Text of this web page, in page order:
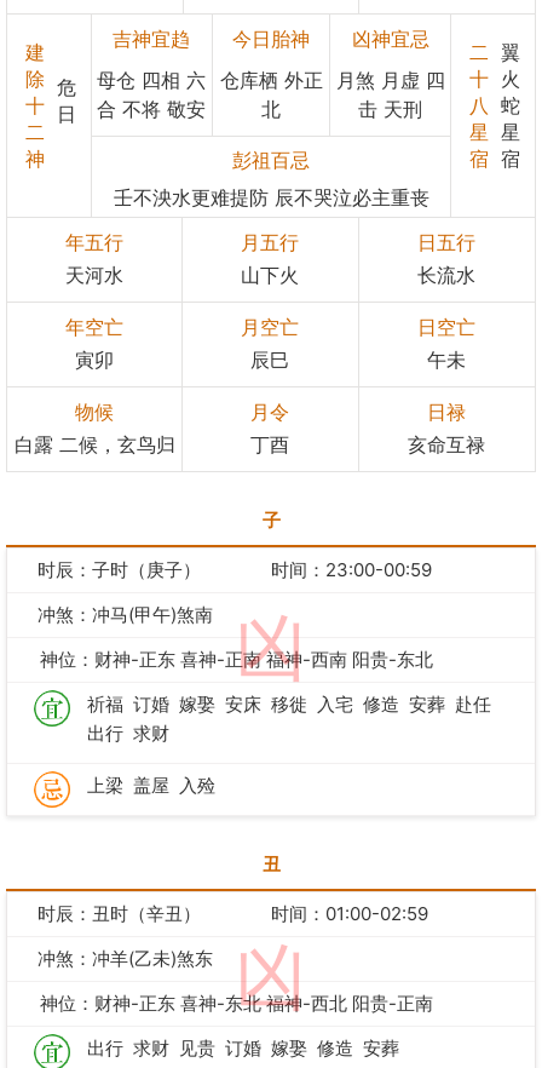
建
除
十
二
神
危
日
吉神宜趋
母仓 四相 六
合 不将 敬安
今日胎神
仓库栖 外正
北
凶神宜忌
月煞 月虚 四
击 天刑
彭祖百忌
壬不泱水更难提防 辰不哭泣必主重丧
二
十
八
星
宿
翼
火
蛇
星
宿
年五行
天河水
月五行
山下火
日五行
长流水
年空亡
寅卯
月空亡
辰巳
日空亡
午未
物候
白露 二候，玄鸟归
月令
丁酉
日禄
亥命互禄
子
凶
时辰：子时（庚子）
时间：23:00-00:59
冲煞：冲马(甲午)煞南
神位：财神-正东 喜神-正南 福神-西南 阳贵-东北
祈福 订婚 嫁娶 安床 移徙 入宅 修造 安葬 赴任
出行 求财
上梁 盖屋 入殓
丑
凶
时辰：丑时（辛丑）
时间：01:00-02:59
冲煞：冲羊(乙未)煞东
神位：财神-正东 喜神-东北 福神-西北 阳贵-正南
出行 求财 见贵 订婚 嫁娶 修造 安葬